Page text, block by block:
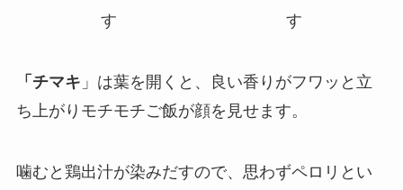
「チマキ 」は葉を開くと、良い香りがフワッと立
ち上がりモチモチご飯が顔を見せます。
噛むと鶏出汁が染みだすので、思わずペロリとい